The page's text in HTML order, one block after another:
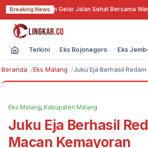
Breaking News
79, PWI Jatim Gelar Jalan Sehat Bersama
Terkini Eks Bojonegoro Eks
Beranda Eks Malang Juku Eja Berhasil
Eks Malang, Kabupaten Malang
Juku Eja Berhasil
Macan Kemayoran